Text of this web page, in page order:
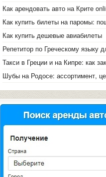
Как арендовать авто на Крите
Как купить билеты на паромы:
Как купить дешевые авиабилеты
Репетитор по Греческому языку
Такси в Греции и на Кипре: как
Шубы на Родосе: ассортимент,